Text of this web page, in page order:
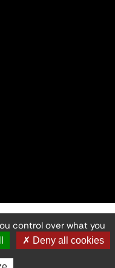
©2026
patrimoine
control over what you
✗ Deny all cookies